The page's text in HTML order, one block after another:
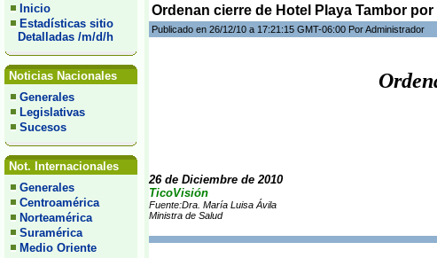
Inicio
Estadísticas sitio
Detalladas /m/d/h
Noticias Nacionales
Generales
Legislativas
Sucesos
Not. Internacionales
Generales
Centroamérica
Norteamérica
Suramérica
Medio Oriente
Ordenan cierre de Hotel Playa Tambor
Publicado en 26/12/10 a 17:21:15 GMT-06:00 Por Administrador
26 de Diciembre de 2010
TicoVisión
Fuente:Dra. María Luisa Ávila
Ministra de Salud